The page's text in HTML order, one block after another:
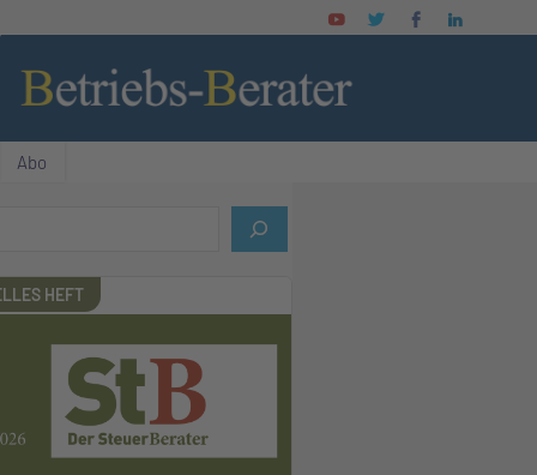
Abo
HEFT